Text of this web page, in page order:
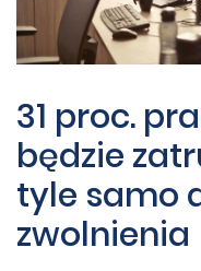
31 proc.
będzie
tyle samo
zwolnienia